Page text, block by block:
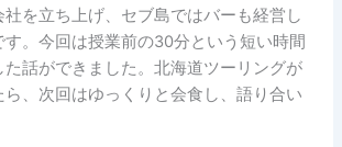
を立ち上げ、セブ島ではバーも経営し
す。今回は授業前の30分という短い時間
た話ができました。北海道ツーリングが
、次回はゆっくりと会食し、語り合い